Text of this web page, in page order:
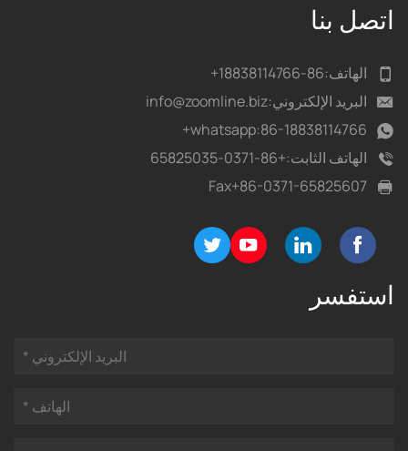
اتصل بنا
الهاتف:86-18838114766+
البريد الإلكتروني:info@zoomline.biz
whatsapp:86-18838114766+
الهاتف الثابت:+86-0371-65825035
Fax+86-0371-65825607
استفسر